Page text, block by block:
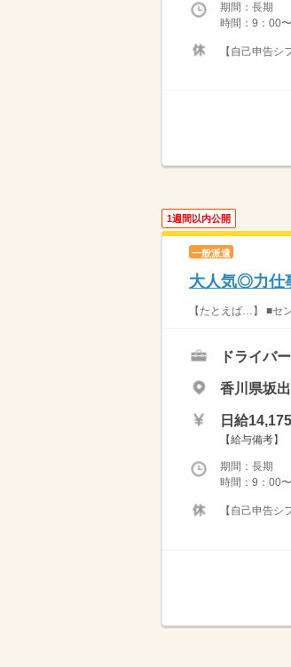
期間：長期
時間：9：00
【自己申告
1週間以内公開
一般派遣
大人気◎力仕
【たとえば…】 ■セ
ドライバ
香川県坂
日給
【給与備考
期間：長期
時間：9：00
【自己申告